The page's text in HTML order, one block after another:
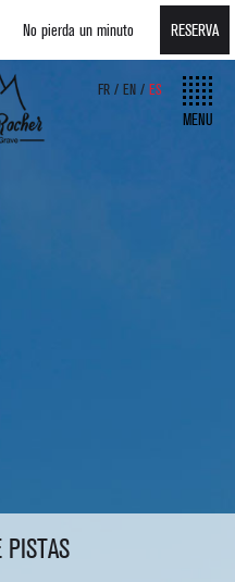
MENU
No pierda un minuto RESERVA
FR EN ES